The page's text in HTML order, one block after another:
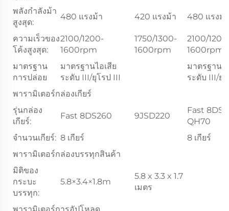
พลังกําลังม้า
สูงสุด:
480 แรงม้า 420 แรงม้า 480 แรงม้า
ความเร็วของ
โค้งสูงสุด:
2100/1200-
1600rpm
1750/1300-
1600rpm
2100/
1600rpm
มาตรฐาน
การปล่อย
มาตรฐานไอเสีย
ระดับ III/ยุโรป III
มาตรฐานไ
ระดับ III/ยุ
พารามิเตอร์กล่องเกียร์
รุ่นกล่อง
เกียร์:
Fast 8DS260 9JSD220
Fast
QH70
จำนวนเกียร์: 8 เกียร์
8 เกียร์
พารามิเตอร์กล่องบรรทุกสินค้า
มิติของ
กระบะ
บรรทุก:
5.8×3.4×1.8m
5.8 x 3.3 x 1.7
เมตร